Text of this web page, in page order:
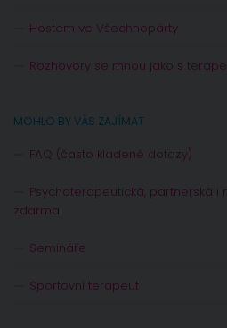
Hostem ve Všechnopárty
Rozhovory se mnou jako s
MOHLO BY VÁS ZAJÍMAT
FAQ (často kladené dotazy)
Psychoterapeutická, partnerská
zdarma
Semináře
Sportovní terapeut